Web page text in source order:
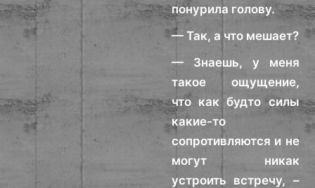
понурила голову.
— Так, а что мешает?
— Знаешь, у меня
такое ощущение,
что как будто силы
какие-то
сопротивляются и не
могут никак
устроить встречу, –